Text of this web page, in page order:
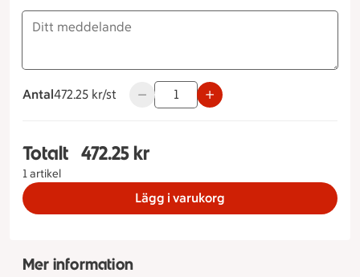
Antal
472.25 kronor styck
472.25 kr/st Använd knapparna för att minska
Totalt
1 artikel
Totalt 1 stycken Delikatesslåda, 472.25 kronor
472.25 kr
Lägg i varukorg
Mer information